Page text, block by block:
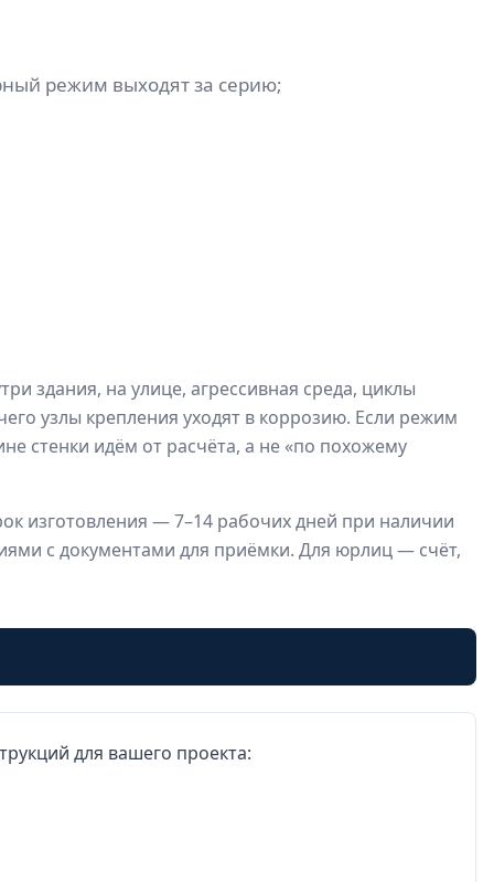
режим выходят за серию;
здания, на улице, агрессивная среда, циклы
узлы крепления уходят в коррозию. Если режим
стенки идём от расчёта, а не «по похожему
изготовления — 7–14 рабочих дней при наличии
с документами для приёмки. Для юрлиц — счёт,
для вашего проекта: